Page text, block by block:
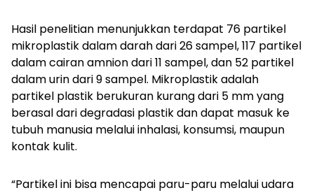
Hasil penelitian menunjukkan terdapat 76 partikel
mikroplastik dalam darah dari 26 sampel, 117 partikel
dalam cairan amnion dari 11 sampel, dan 52 partikel
dalam urin dari 9 sampel. Mikroplastik adalah
partikel plastik berukuran kurang dari 5 mm yang
berasal dari degradasi plastik dan dapat masuk ke
tubuh manusia melalui inhalasi, konsumsi, maupun
kontak kulit.
“Partikel ini bisa mencapai paru-paru melalui udara